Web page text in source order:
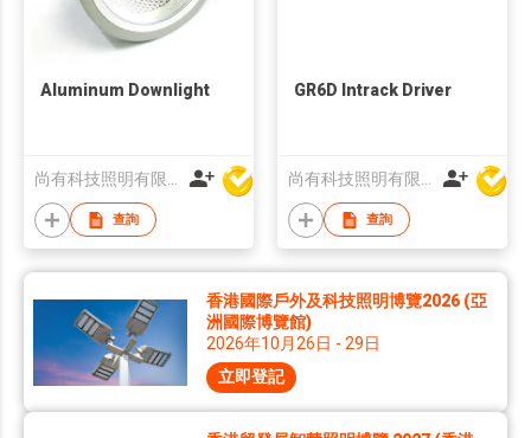
Aluminum Downlight
尚有科技照明有限公司
查詢
GR6D Intrack Driver
尚有科技照明有限公司
查詢
香港國際戶外及科技照明博覽2026 (亞
洲國際博覽館)
2026年10月26日 - 29日
立即登記